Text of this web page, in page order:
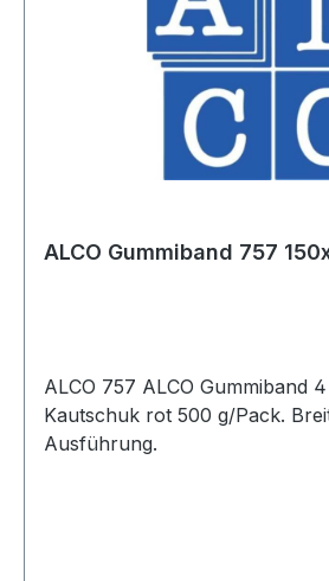
ALCO Gummiband 757
ALCO 757 ALCO Gummiband 4 x
Kautschuk rot 500 g/Pack. Breite und starke
Ausführung.